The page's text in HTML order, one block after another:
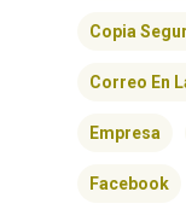
Copia
Correo En
Empresa
Facebook